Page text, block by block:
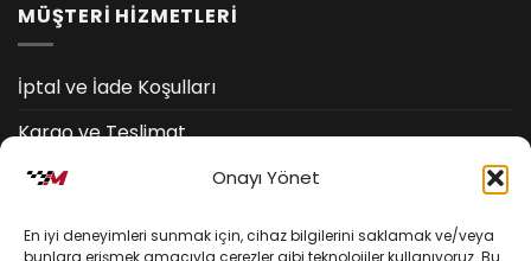
Onayı Yönet
En iyi deneyimleri sunmak için, cihaz bilgilerini saklamak ve/veya
bunlara erişmek amacıyla çerezler gibi teknolojiler kullanıyoruz. Bu
MÜŞTERİ HİZMETLERİ
İptal ve İade Koşulları
Kargo ve Teslimat
Kişisel Verilerin Korunması